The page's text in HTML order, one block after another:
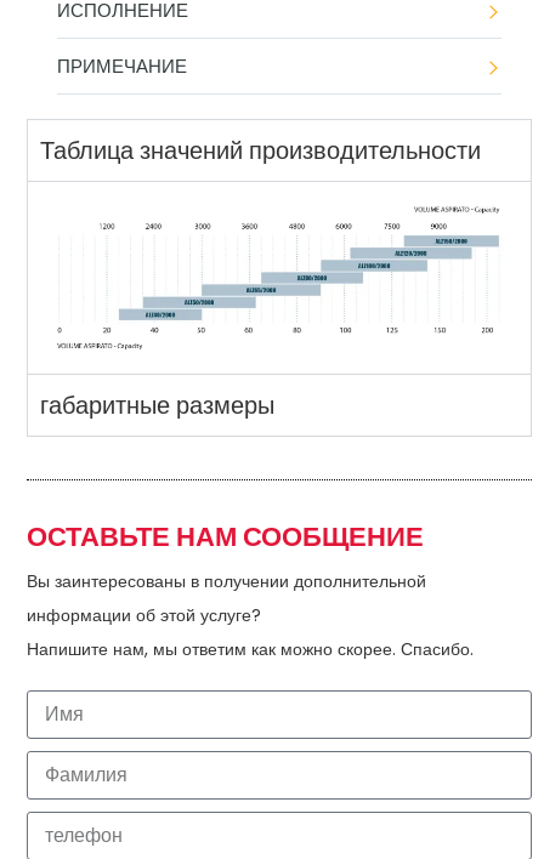
ИСПОЛНЕНИЕ
ПРИМЕЧАНИЕ
Таблица значений производительности
габаритные размеры
ОСТАВЬТЕ НАМ СООБЩЕНИЕ
Вы заинтересованы в получении дополнительной
информации об этой услуге?
Напишите нам, мы ответим как можно скорее. Спасибо.